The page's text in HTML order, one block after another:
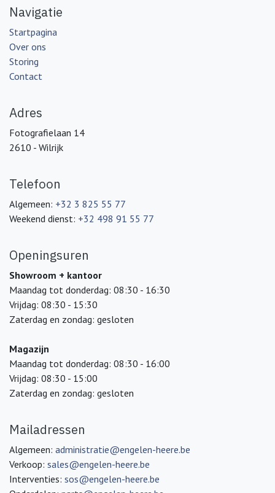
Navigatie
Startpagina
Over ons
Storing
Contact
Adres
Fotografielaan 14
2610 - Wilrijk
Telefoon
Algemeen: +32 3 825 55 77
Weekend dienst: +32 498 91 55 77
Openingsuren
Showroom + kantoor
Maandag tot donderdag: 08:30 - 16:30
Vrijdag: 08:30 - 15:30
Zaterdag en zondag: gesloten
Magazijn
Maandag tot donderdag: 08:30 - 16:00
Vrijdag: 08:30 - 15:00
Zaterdag en zondag: gesloten
Mailadressen
Algemeen: administratie@engelen-heere.be
Verkoop: sales@engelen-heere.be
Interventies: sos@engelen-heere.be